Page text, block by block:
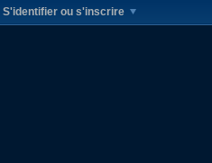
S'identifier ou s'inscrire